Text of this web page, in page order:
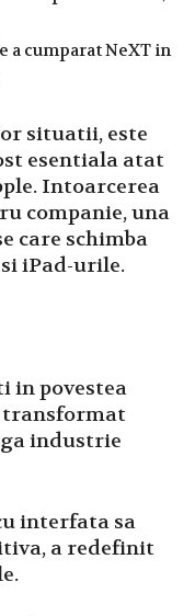
cumparat NeXT in
situatii, este
esentiala atat
Intoarcerea
companie, una
care schimba
iPad-urile.
in povestea
transformat
industrie
interfata sa
a redefinit